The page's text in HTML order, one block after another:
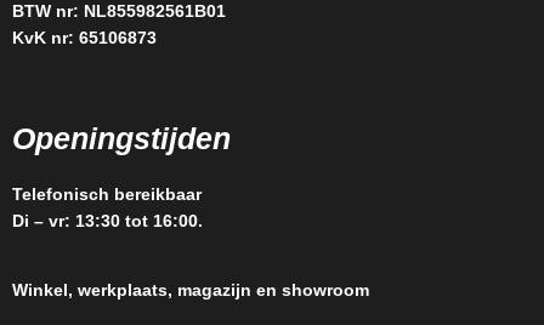
BTW nr: NL855982561B01
KvK nr: 65106873
Openingstijden
Telefonisch bereikbaar
Di – vr: 13:30 tot 16:00.
Winkel, werkplaats, magazijn en showroom